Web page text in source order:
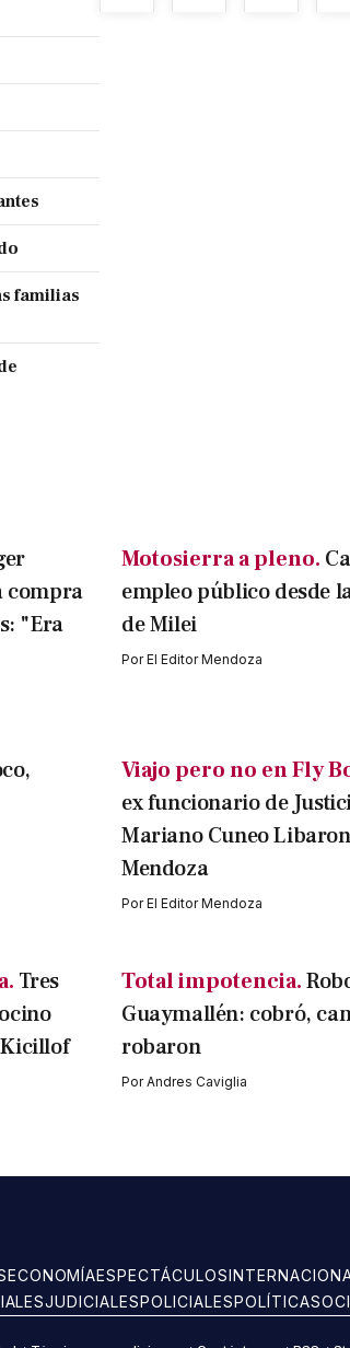
familias
compra
"Era
Motosierra a pleno.
empleo público desde
de Milei
PorEl Editor Mendoza
Viajo pero no en Fly
ex funcionario de
Mariano Cuneo
Mendoza
PorEl Editor Mendoza
Tres
Total impotencia.
Guaymallén: cobró,
robaron
PorAndres Caviglia
ECONOMÍAESPECTÁCULOS
JUDICIALESPOLICIALESPOLÍTICA